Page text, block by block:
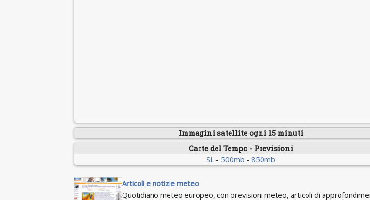
Immagini satellite ogni 15 minuti
Carte del Tempo - Previsioni
SL - 500mb - 850mb
Articoli e notizie meteo
Quotidiano meteo europeo, con previsioni meteo, articoli di